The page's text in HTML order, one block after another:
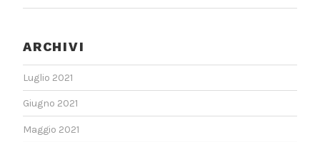
ARCHIVI
Luglio 2021
Giugno 2021
Maggio 2021